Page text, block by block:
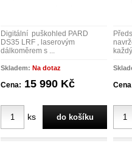
Digitální puškohled PARD
DS35 LRF , laserovým
dálkoměrem s ...
Skladem: Na dotaz
Cena: 15 990 Kč
ks